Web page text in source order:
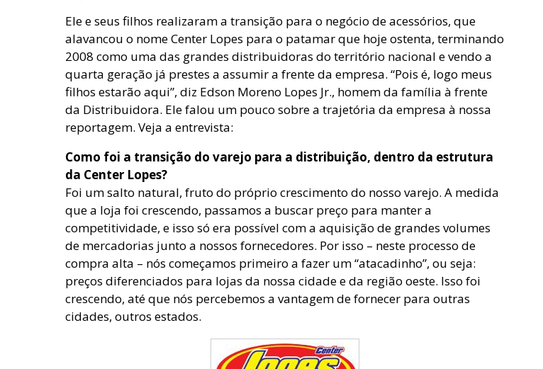
Ele e seus filhos realizaram a transição para o negócio de acessórios, que
alavancou o nome Center Lopes para o patamar que hoje ostenta, terminando
2008 como uma das grandes distribuidoras do território nacional e vendo a
quarta geração já prestes a assumir a frente da empresa. “Pois é, logo meus
filhos estarão aqui”, diz Edson Moreno Lopes Jr., homem da família à frente
da Distribuidora. Ele falou um pouco sobre a trajetória da empresa à nossa
reportagem. Veja a entrevista:
Como foi a transição do varejo para a distribuição, dentro da estrutura
da Center Lopes?
Foi um salto natural, fruto do próprio crescimento do nosso varejo. A medida
que a loja foi crescendo, passamos a buscar preço para manter a
competitividade, e isso só era possível com a aquisição de grandes volumes
de mercadorias junto a nossos fornecedores. Por isso – neste processo de
compra alta – nós começamos primeiro a fazer um “atacadinho”, ou seja:
preços diferenciados para lojas da nossa cidade e da região oeste. Isso foi
crescendo, até que nós percebemos a vantagem de fornecer para outras
cidades, outros estados.